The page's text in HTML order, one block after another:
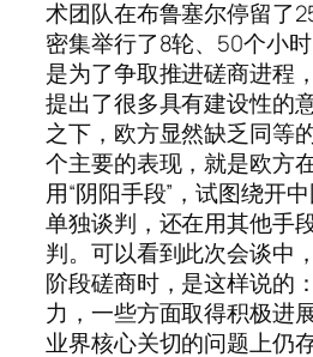
术团队在布鲁塞尔停留了
密集举行了8轮、50个小
是为了争取推进磋商进程
提出了很多具有建设性的
之下，欧方显然缺乏同等
个主要的表现，就是欧方
用“阴阳手段”，试图绕开
单独谈判，还在用其他手
判。可以看到此次会谈中
阶段磋商时，是这样说的
力，一些方面取得积极进
业界核心关切的问题上仍